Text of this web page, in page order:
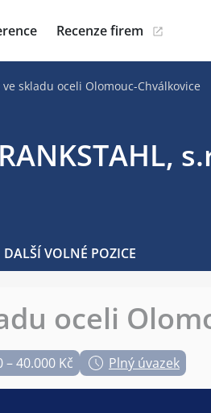
Recenze firem
ve skladu oceli Olomouc-Chválkovice
DALŠÍ VOLNÉ POZICE
oceli
– 40.000 Kč Plný úvazek